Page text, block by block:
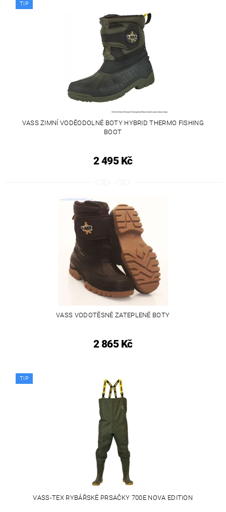
TIP
VASS ZIMNÍ VODĚODOLNÉ BOTY HYBRID THERMO FISHING
BOOT
2 495 Kč
VASS VODOTĚSNÉ ZATEPLENÉ BOTY
2 865 Kč
TIP
VASS-TEX RYBÁŘSKÉ PRSAČKY 700E NOVA EDITION